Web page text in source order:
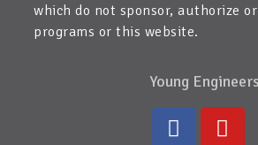
which do not sponsor, authorize
programs or this website.
Young Engineers